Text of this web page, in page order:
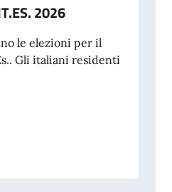
2026
le elezioni per il
Gli italiani residenti
2026